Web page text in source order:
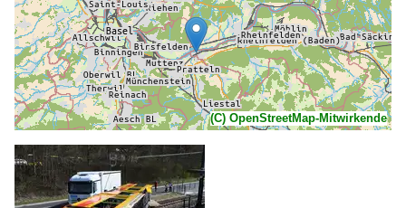
(C) OpenStreetMap-Mitwirkende